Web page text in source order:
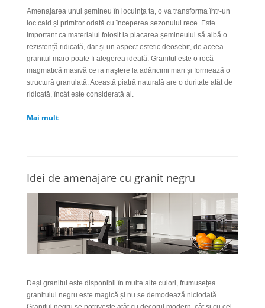
Amenajarea unui șemineu în locuința ta, o va transforma într-un
loc cald și primitor odată cu începerea sezonului rece. Este
important ca materialul folosit la placarea șemineului să aibă o
rezistență ridicată, dar și un aspect estetic deosebit, de aceea
granitul maro poate fi alegerea ideală. Granitul este o rocă
magmatică masivă ce ia naștere la adâncimi mari și formează o
structură granulată. Această piatră naturală are o duritate atât de
ridicată, încât este considerată al.
Mai mult
Idei de amenajare cu granit negru
Deși granitul este disponibil în multe alte culori, frumusețea
granitului negru este magică și nu se demodează niciodată.